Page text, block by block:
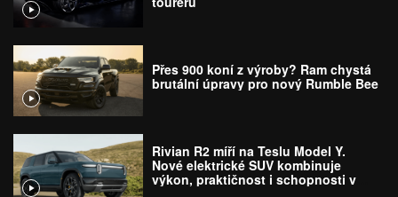
Přes 900 koní z výroby? Ram chystá
brutální úpravy pro nový Rumble Bee
Rivian R2 míří na Teslu Model Y.
Nové elektrické SUV kombinuje
výkon, praktičnost i schopnosti v